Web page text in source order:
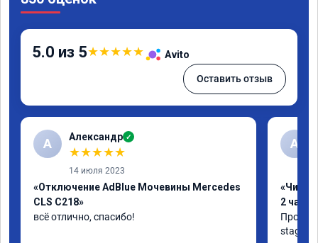
5.0 из 5★★★★★ Avito
Оставить отзыв
А Александр ✓
★★★★★
14 июля 2023
«Отключение AdBlue Мочевины Mercedes
CLS C218»
всё отлично, спасибо!
А
«Чип
2 часа»
stage